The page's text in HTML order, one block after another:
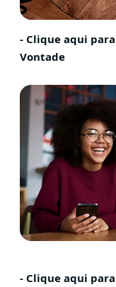
- Clique aqui
Vontade
- Clique aqui